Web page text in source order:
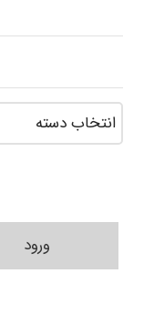
ورود